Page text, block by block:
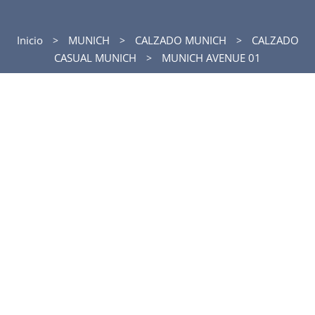
Inicio MUNICH CALZADO MUNICH
CALZADO
CASUAL MUNICH
MUNICH AVENUE 01